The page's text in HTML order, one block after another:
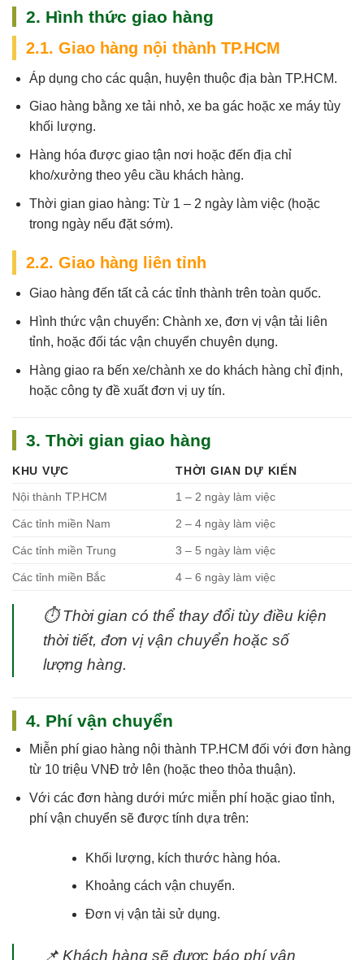
2. Hình thức giao hàng
2.1. Giao hàng nội thành TP.HCM
Áp dụng cho các quận, huyện thuộc địa bàn TP.HCM.
Giao hàng bằng xe tải nhỏ, xe ba gác hoặc xe máy tùy
khối lượng.
Hàng hóa được giao tận nơi hoặc đến địa chỉ
kho/xưởng theo yêu cầu khách hàng.
Thời gian giao hàng: Từ 1 – 2 ngày làm việc (hoặc
trong ngày nếu đặt sớm).
2.2. Giao hàng liên tỉnh
Giao hàng đến tất cả các tỉnh thành trên toàn quốc.
Hình thức vận chuyển: Chành xe, đơn vị vận tải liên
tỉnh, hoặc đối tác vận chuyển chuyên dụng.
Hàng giao ra bến xe/chành xe do khách hàng chỉ định,
hoặc công ty đề xuất đơn vị uy tín.
3. Thời gian giao hàng
KHU VỰC
THỜI GIAN DỰ KIẾN
Nội thành TP.HCM
1 – 2 ngày làm việc
Các tỉnh miền Nam 2 – 4 ngày làm việc
Các tỉnh miền Trung 3 – 5 ngày làm việc
Các tỉnh miền Bắc 4 – 6 ngày làm việc
⏱Thời gian có thể thay đổi tùy điều kiện
thời tiết, đơn vị vận chuyển hoặc số
lượng hàng.
4. Phí vận chuyển
Miễn phí giao hàng nội thành TP.HCM đối với đơn hàng
từ 10 triệu VNĐ trở lên (hoặc theo thỏa thuận).
Với các đơn hàng dưới mức miễn phí hoặc giao tỉnh,
phí vận chuyển sẽ được tính dựa trên:
Khối lượng, kích thước hàng hóa.
Khoảng cách vận chuyển.
Đơn vị vận tải sử dụng.
📌 Khách hàng sẽ được báo phí vận